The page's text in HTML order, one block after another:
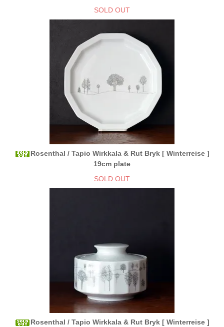
SOLD OUT
Rosenthal / Tapio Wirkkala & Rut Bryk [ Winterreise ]
19cm plate
SOLD OUT
Rosenthal / Tapio Wirkkala & Rut Bryk [ Winterreise ]